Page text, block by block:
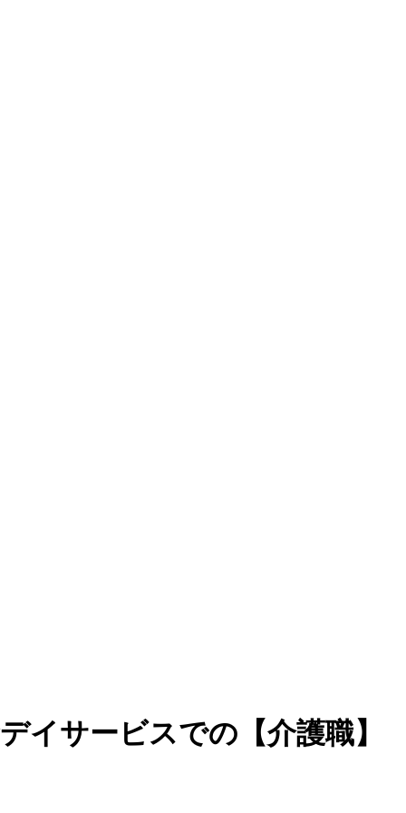
イサービスでの【介護職】